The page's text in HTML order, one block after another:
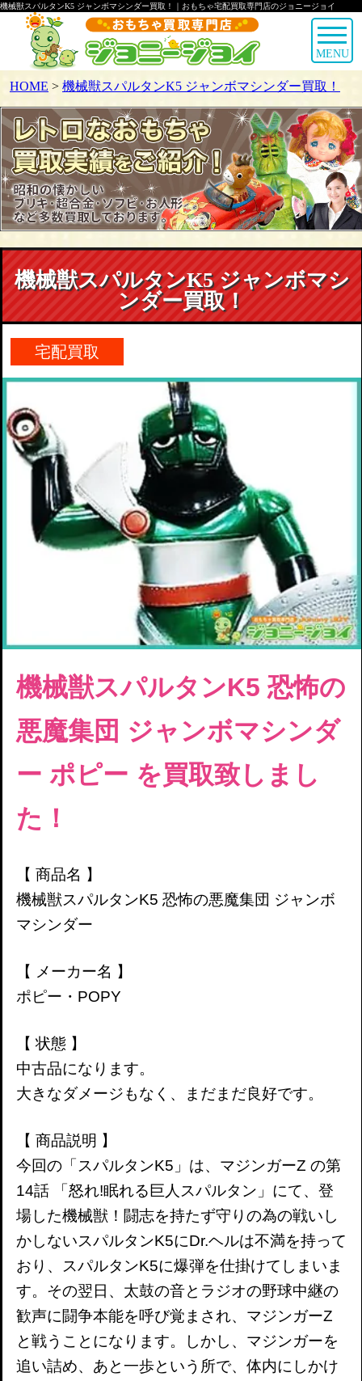
機械獣スパルタンK5 ジャンボマシンダー買取！｜おもちゃ宅配買取専門店のジョニージョイ
MENU
HOME > 機械獣スパルタンK5 ジャンボマシンダー買取！
機械獣スパルタンK5 ジャンボマシ
ンダー買取！
宅配買取
機械獣スパルタンK5 恐怖の
悪魔集団 ジャンボマシンダ
ー ポピー を買取致しまし
た！
【 商品名 】
機械獣スパルタンK5 恐怖の悪魔集団 ジャンボ
マシンダー
【 メーカー名 】
ポピー・POPY
【 状態 】
中古品になります。
大きなダメージもなく、まだまだ良好です。
【 商品説明 】
今回の「スパルタンK5」は、マジンガーZ の第
14話 「怒れ!眠れる巨人スパルタン」にて、登
場した機械獣！闘志を持たず守りの為の戦いし
かしないスパルタンK5にDr.ヘルは不満を持って
おり、スパルタンK5に爆弾を仕掛けてしまいま
す。その翌日、太鼓の音とラジオの野球中継の
歓声に闘争本能を呼び覚まされ、マジンガーZ
と戦うことになります。しかし、マジンガーを
追い詰め、あと一歩という所で、体内にしかけ